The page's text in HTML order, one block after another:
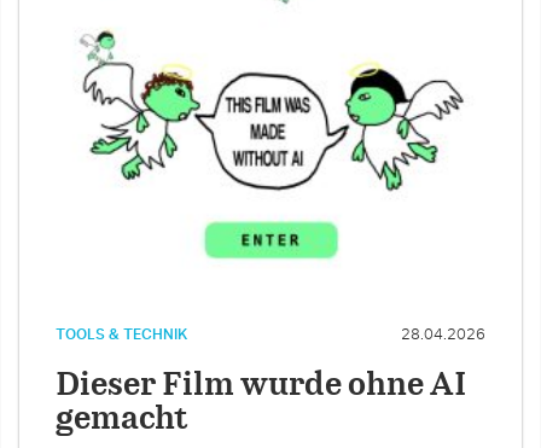
TOOLS & TECHNIK 28.04.2026
Dieser Film wurde ohne AI
gemacht